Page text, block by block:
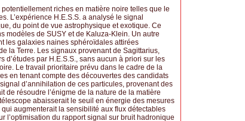
riches en matière noire telles que le
L’expérience H.E.S.S. a analysé le signal
du point de vue astrophysique et exotique. Ce
modèles de SUSY et de Kaluza-Klein. Un autre
les galaxies naines sphéroïdales attirées
la Terre. Les signaux provenant de Sagittarius,
par H.E.S.S., sans aucun à priori sur les
Le travail prioritaire prévu dans le cadre de la
en tenant compte des découvertes des candidats
d’annihilation de ces particules, provenant des
de résoudre l’énigme de la nature de la matière
abaisserait le seuil en énergie des mesures
augmenterait la sensibilité aux flux détectables
l’optimisation du rapport signal sur bruit hadronique